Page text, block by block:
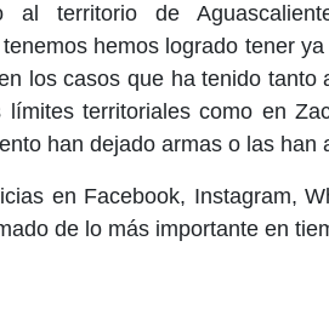
al territorio de
hemos logrado tener
los casos que ha tenido
límites territoriales como en
han dejado armas o las han
en Facebook, Instagram,
de lo más importante en